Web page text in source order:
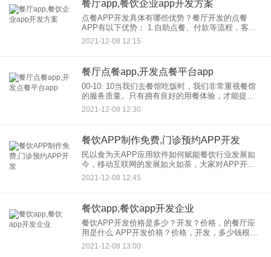
餐厅app,餐饮企业app开发方案
点餐APP开发具体有哪些优势？餐厅开发的点餐
APP有以下优势： 1.自助点餐、付款等流程，客户
无需排队用餐，大大缩短了收银时间。 2.留住自己
的客户。 以前都是入驻美团、饿了么等平台
2021-12-08 12:15
餐厅点餐app,开发点餐平台app
00-10: 10当我们去餐馆吃饭时，我们非常重视餐馆
的服务质量。只有拥有良好的用餐体验，才能提高
用户的二次消费率。订购应用开发通过移动互联网
技术完成了便捷的订购渠道，满足用户体验。移动
2021-12-08 12:30
餐饮APP制作免费,门诊预约APP开发
民以食为天APP应用软件如何赋能餐饮行业发展如
今，移动互联网的发展如火如荼，大家对APP开发
的需求与日俱增。然而，原本应该是武林中独树一
帜的移动互联网思维，如今却被一些毫无纪律、没
2021-12-08 12:45
餐饮app,餐饮app开发企业
餐饮APP开发价格是多少？开发？价格，的餐厅应
用是什么 APP开发价格？价格，开发，多少钱根据
餐饮APP的开通功能计算。不同的餐饮app在开发和
价格，是不一样的，那么餐饮app有哪些功能：'/
2021-12-08 13:00